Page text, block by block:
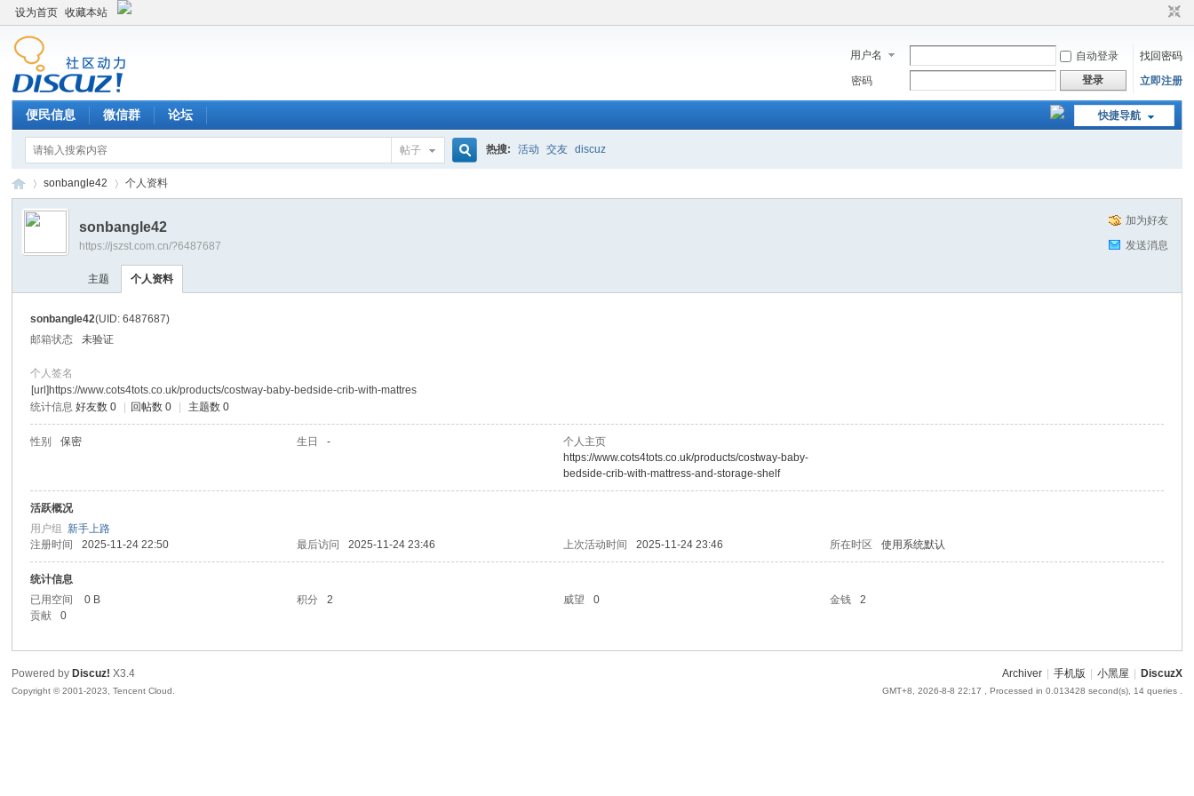
设为首页 收藏本站
用户名 自动登录
找回密码
密码
登录 立即注册
快捷导航
便民信息 微信群 论坛
帖子 热搜: 活动 交友 discuz
›
sonbangle42 个人资料
加为好友
发送消息
sonbangle42
https://jszst.com.cn/?6487687
主题 个人资料
sonbangle42(UID: 6487687)
邮箱状态
未验证
个人签名
[url]https://www.cots4tots.co.uk/products/costway-baby-bedside-crib-with-mattres
统计信息 好友数 0 回帖数 0 主题数 0
性别 保密 生日 -
个人主页
https://www.cots4tots.co.uk/products/costway-baby-
bedside-crib-with-mattress-and-storage-shelf
活跃概况
用户组新手上路
注册时间
2025-11-24 22:50 最后访问 2025-11-24 23:46 上次活动时间 2025-11-24 23:46 所在时区 使用系统默认
统计信息
已用空间
0 B 积分 2 威望 0 金钱
2
贡献
0
Archiver 手机版 小黑屋 DiscuzX
GMT+8, 2026-8-8 22:17 , Processed in 0.013428 second(s), 14 queries .
Powered by Discuz! X3.4
Copyright © 2001-2023, Tencent Cloud.